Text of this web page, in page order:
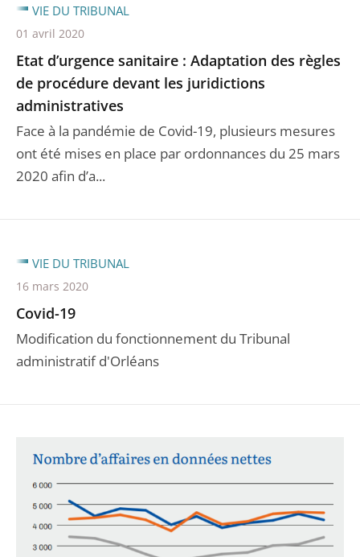
Etat d’urgence sanitaire : Adaptation des règles
de procédure devant les juridictions
administratives
Face à la pandémie de Covid-19, plusieurs mesures
ont été mises en place par ordonnances du 25 mars
2020 afin d’a...
VIE DU TRIBUNAL
01 avril 2020
Covid-19
Modification du fonctionnement du Tribunal
administratif d'Orléans
VIE DU TRIBUNAL
16 mars 2020